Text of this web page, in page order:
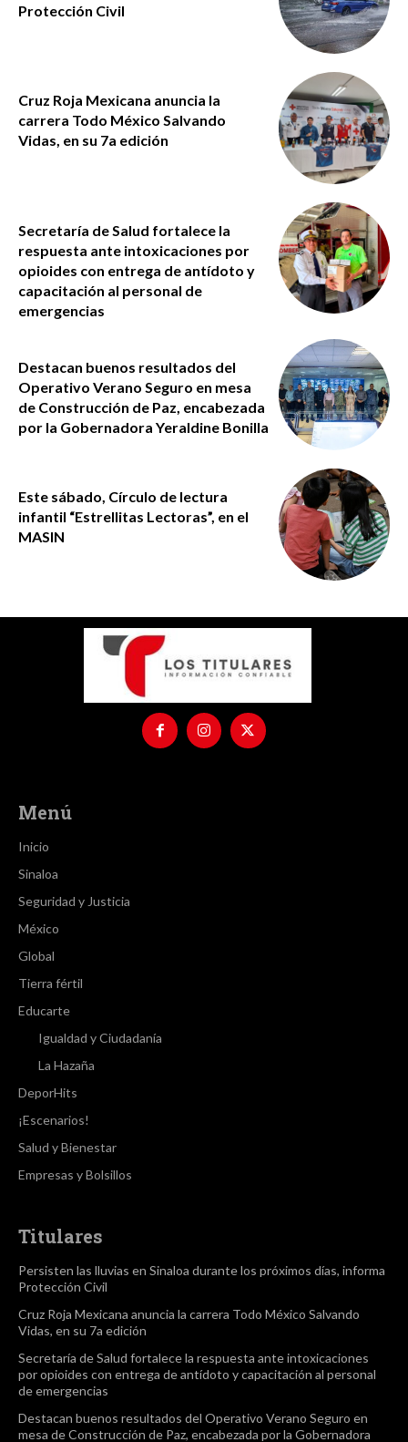
Protección Civil
Cruz Roja Mexicana anuncia la
carrera Todo México Salvando
Vidas, en su 7a edición
Secretaría de Salud fortalece la
respuesta ante intoxicaciones por
opioides con entrega de antídoto y
capacitación al personal de
emergencias
Destacan buenos resultados del
Operativo Verano Seguro en mesa
de Construcción de Paz, encabezada
por la Gobernadora Yeraldine Bonilla
Este sábado, Círculo de lectura
infantil “Estrellitas Lectoras”, en el
MASIN
Menú
Inicio
Sinaloa
Seguridad y Justicia
México
Global
Tierra fértil
Educarte
Igualdad y Ciudadanía
La Hazaña
DeporHits
¡Escenarios!
Salud y Bienestar
Empresas y Bolsillos
Titulares
Persisten las lluvias en Sinaloa durante los próximos días, informa
Protección Civil
Cruz Roja Mexicana anuncia la carrera Todo México Salvando
Vidas, en su 7a edición
Secretaría de Salud fortalece la respuesta ante intoxicaciones
por opioides con entrega de antídoto y capacitación al personal
de emergencias
Destacan buenos resultados del Operativo Verano Seguro en
mesa de Construcción de Paz, encabezada por la Gobernadora